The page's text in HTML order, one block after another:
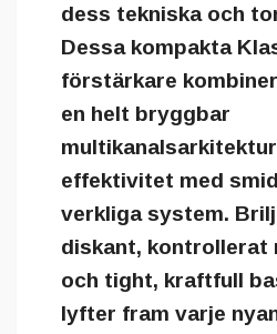
dess tekniska och
Dessa kompakta
förstärkare
en helt bryggbar
effektivitet med
verkliga system.
diskant, kontrollerat
och tight, kraftfull
lyfter fram varje